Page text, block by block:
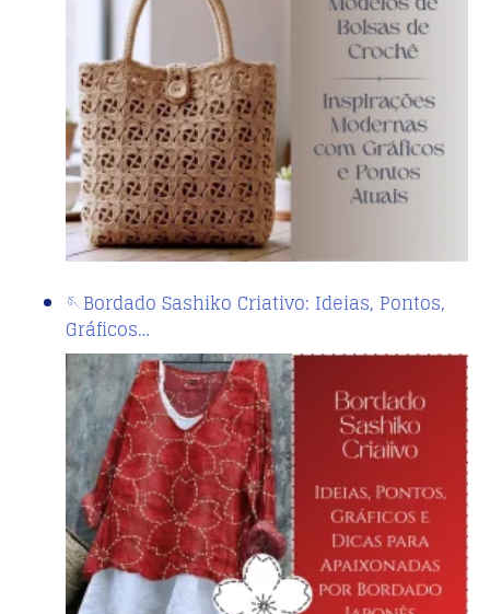
🪡Bordado Sashiko Criativo: Ideias, Pontos,
Gráficos…